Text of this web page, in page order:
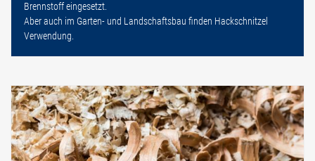
Brennstoff eingesetzt.
Aber auch im Garten- und Landschaftsbau finden Hackschnitzel
Verwendung.